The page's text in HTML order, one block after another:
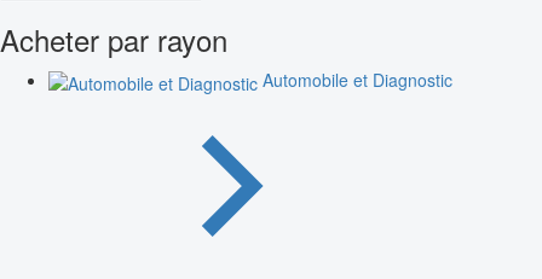
Acheter par rayon
Automobile et Diagnostic